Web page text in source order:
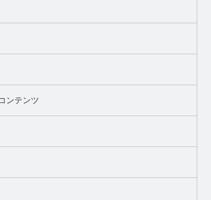
ンテンツ